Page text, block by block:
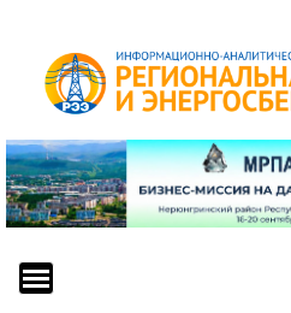
content